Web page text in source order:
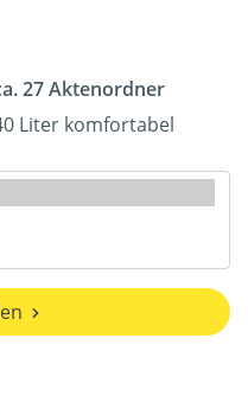
27 Aktenordner
Liter komfortabel